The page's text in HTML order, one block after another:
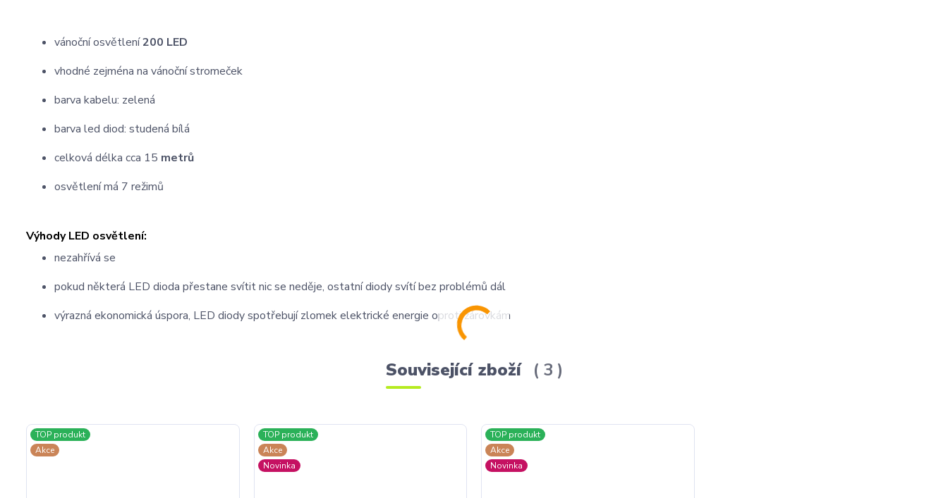
vánoční osvětlení200 LED
vhodné zejména na vánoční stromeček
barva kabelu: zelená
barva led diod: studená bílá
celková délka cca 15 metrů
osvětlení má 7 režimů
Výhody LED osvětlení:
nezahřívá se
pokud některá LED dioda přestane svítit nic se neděje, ostatní diody svítí bez problémů dál
výrazná ekonomická úspora, LED diody spotřebují zlomek elektrické energie oproti žárovkám
Související zboží 3
TOP produkt
Akce
TOP produkt
Akce
Novinka
TOP produkt
Akce
Novinka